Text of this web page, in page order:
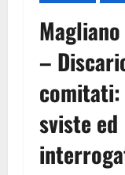
–
comitati:
sviste ed